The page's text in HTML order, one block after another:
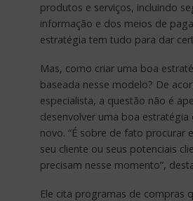
produtos e serviços, incluindo
informação e dos meios de
estratégia tem tudo para dar
Mas, como criar uma boa
baseada nesse modelo? De
especialista, a questão não é
desenvolver uma boa estratégia
novo. “É sobre de fato procurar
seu cliente ou seus potenciais
precisam nesse momento”,
Ele cita programas de compras